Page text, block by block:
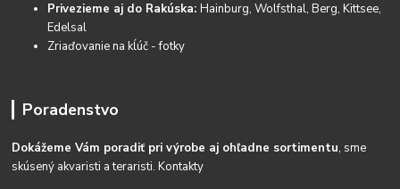
Privezieme aj do Rakúska:Hainburg, Wolfsthal, Berg, Kittsee,
Edelsal
Zriaďovanie na kĺúč - fotky
Poradenstvo
Dokážeme Vám poradiť pri výrobe aj ohľadne sortimentu, sme
skúsený akvaristi a teraristi.Kontakty